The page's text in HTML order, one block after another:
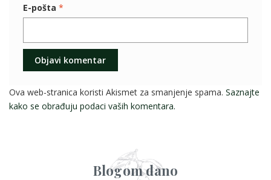
E-pošta *
Ova web-stranica koristi Akismet za smanjenje spama. Saznajte
kako se obrađuju podaci vaših komentara.
Blogom dano